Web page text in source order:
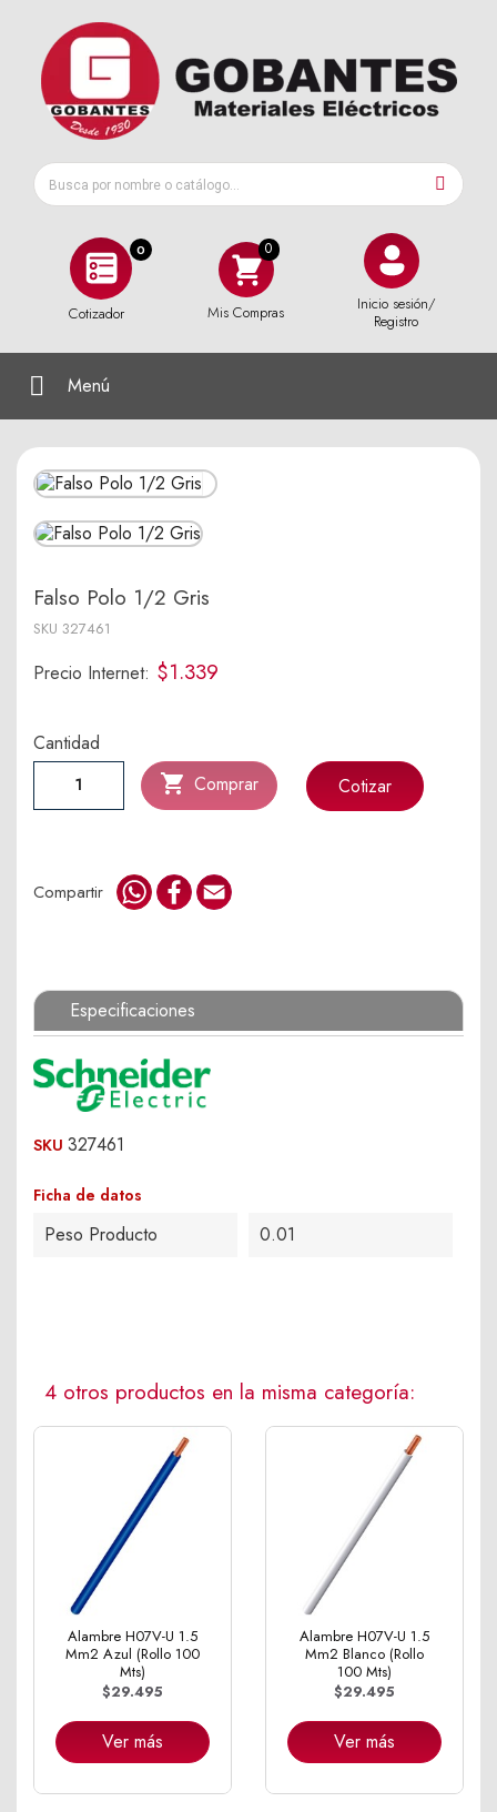
0
Cotizador Mis Compras
Inicio sesión/
Registro
Menú
Falso Polo 1/2 Gris
SKU 327461
Precio Internet: $1.339
Cantidad
 Comprar Cotizar
Compartir WhatsApp
Facebook
Especificaciones
SKU 327461
Ficha de datos
Peso Producto 0.01
4 otros productos en la misma categoría:
Alambre H07V-U 1.5
Mm2 Azul (Rollo 100
Mts)
$29.495
Ver más
Alambre H07V-U 1.5
Mm2 Blanco (Rollo
100 Mts)
$29.495
Ver más